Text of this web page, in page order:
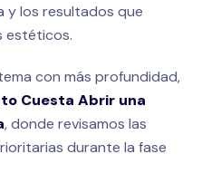
y los resultados que
estéticos.
con más profundidad,
Cuesta Abrir una
, donde revisamos las
durante la fase